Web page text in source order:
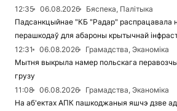
12:35
06.08.2026
Бяспека, Палітыка
Падсанкцыйнае "КБ "Радар" распрацавала
перашкодаў для абароны крытычнай
12:31
06.08.2026
Грамадства, Эканоміка
Мытня выкрыла намер польскага
грузу
11:08
06.08.2026
Грамадства, Эканоміка
На аб'ектах АПК пашкоджаныя яшчэ дзве